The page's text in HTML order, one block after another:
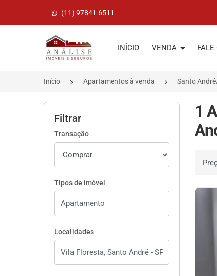
(11) 97841-6511
Página inicial
INÍCIO VENDA FALE
Início Apartamentos à venda Santo
Filtrar
Transação
Tipos de imóvel
Localidades
1